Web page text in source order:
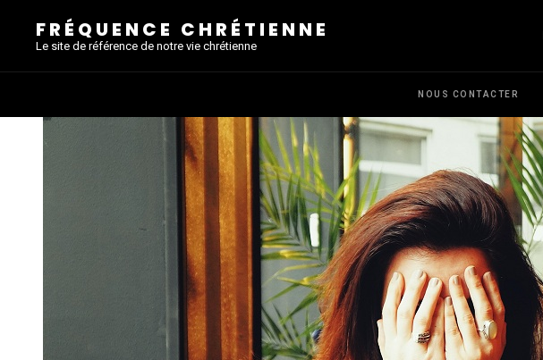
FRÉQUENCE CHRÉTIENNE
Le site de référence de notre vie chrétienne
NOUS CONTACTER